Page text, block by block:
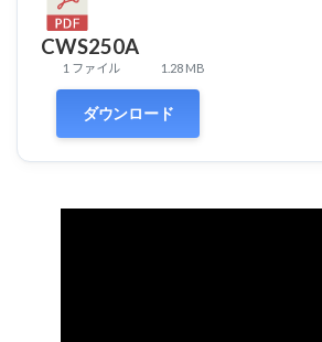
CWS250A
1 ファイル 1.28 MB
ダウンロード